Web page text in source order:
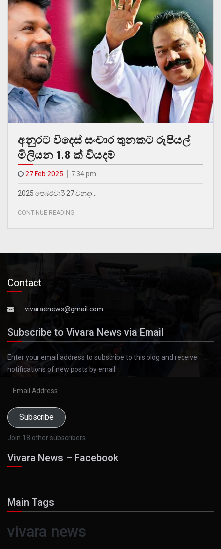
අනුරට විදෙස් සංචාර තුනකට රුපියල්
මිලියන 1.8 ක් වියදම්
27 Feb 2025 7.34 pm
2025 පෙබරවාරි 27 වනදා…
CONTINUE READING
Contact
vivaraenews@gmail.com
Subscribe to Vivara News via Email
Enter your email address to subscribe to this blog and receive
notifications of new posts by email.
Subscribe
Join 18 other subscribers
Vivara News – Facebook
Main Tags
vivara news